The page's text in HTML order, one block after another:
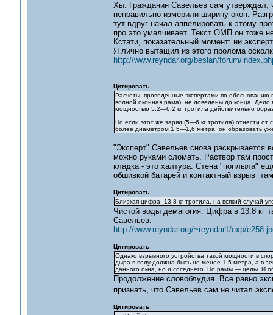
Хы. Гражданин Савельев сам утверждал,
неправильно измерили ширину окон.
тут вдруг начал аппелировать к этому
про это умалчивает. Текст ОМП он тоже
Кстати, показательный момент: ни
Я лично вытащил из этого пролома
http://www.reyndar.org/beslan/forum/
Цитировать
Расчеты, проведенные экспертами по обоснованию
волной оконная рама), не доведены до конца. Дело
мощностью 5,2—6,2 кг тротила действительно
Но если этот же заряд (5—6 кг тротила) отнести от
более диаметром 1,5—1,6 метра, он образовать
"Эксперт" Савельев снова раскрывается
можно руками сломать. Раствор там
кладка - это халтура. Стена "поплыла"
обшивкой батарей и контактный взрыв
Цитировать
Близкая цифра, 13,8 кг тротила, на всякий случай
Чистой воды демагогия. Цифра в 13.8 кг
Савельев:
http://www.reyndar.org/~reyndar1/exp/
Цитировать
Однако взрывного устройства такой мощности в
дыра в полу должна быть не менее 1,5 метра, а в
данного окна, но и соседнего. Но рамы — целы. И
Продолжение словоблудия. Все равно
признать, что Савельев сам не читал
Цитировать